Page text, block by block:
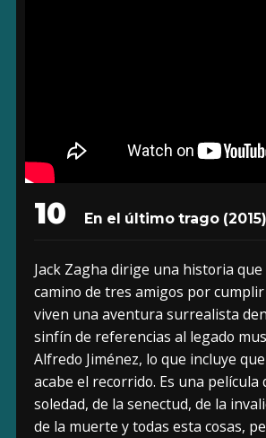
10 En el último trago (2015)
Jack Zagha dirige una historia
camino de tres amigos por
viven una aventura surrealista
sinfín de referencias al legado
Alfredo Jiménez, lo que incluye
acabe el recorrido. Es una película
soledad, de la senectud, de la
de la muerte y todas esta cosas,